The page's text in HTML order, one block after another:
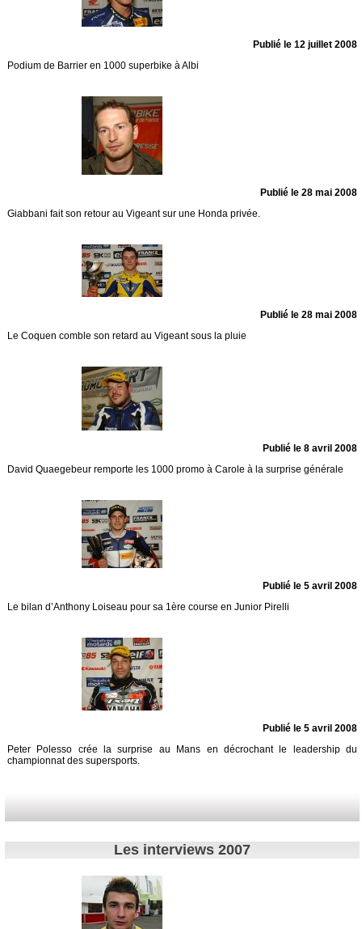
Publié le 12 juillet 2008
Podium de Barrier en 1000 superbike à Albi
Publié le 28 mai 2008
Giabbani fait son retour au Vigeant sur une Honda privée.
Publié le 28 mai 2008
Le Coquen comble son retard au Vigeant sous la pluie
Publié le 8 avril 2008
David Quaegebeur remporte les 1000 promo à Carole à la surprise générale
Publié le 5 avril 2008
Le bilan d’Anthony Loiseau pour sa 1ère course en Junior Pirelli
Publié le 5 avril 2008
Peter Polesso crée la surprise au Mans en décrochant le leadership du
championnat des supersports.
Les interviews 2007